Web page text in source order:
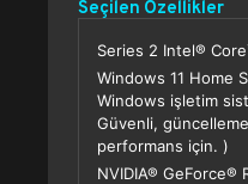
Seçilen Özellikler
Series 2 Intel®
Windows 11 Home
Windows işletim
Güvenli,
performans için. )
NVIDIA® GeForce®